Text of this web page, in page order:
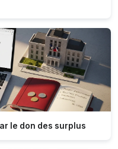
le don des surplus